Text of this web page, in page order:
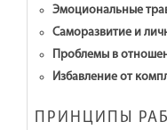
Эмоциональные
Саморазвитие и
Проблемы в
Избавление от
ПРИНЦИПЫ